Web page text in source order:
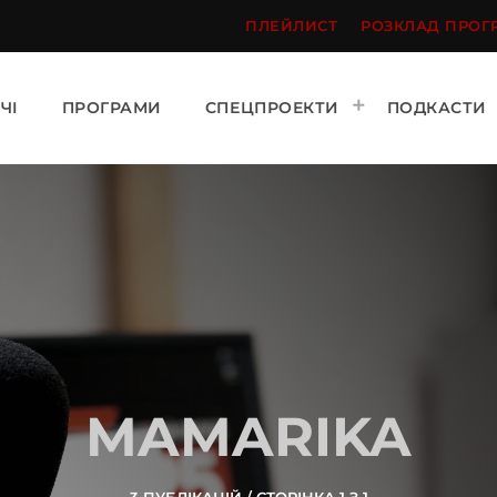
ПЛЕЙЛИСТ РОЗКЛАД
ПРОГРАМИ СПЕЦПРОЕКТИ ПОДКАСТИ
MAMARIKA